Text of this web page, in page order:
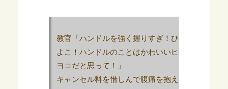
教官「ハンドルを強く握りすぎ！ひ
よこ！ハンドルのことはかわいいヒ
ヨコだと思って！」
キャンセル料を惜しんで腹痛を抱え